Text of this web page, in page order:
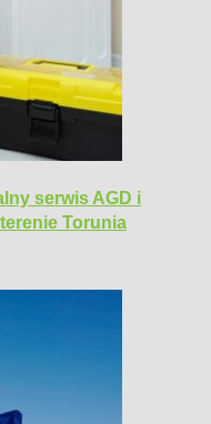
serwis AGD i
Torunia